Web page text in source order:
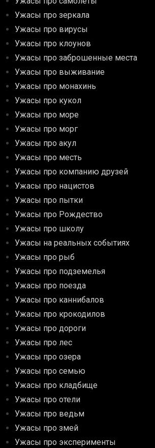
Ужасы про зеркала
Ужасы про вирусы
Ужасы про клоунов
Ужасы про заброшенные места
Ужасы про выживание
Ужасы про монахинь
Ужасы про кукол
Ужасы про море
Ужасы про морг
Ужасы про акул
Ужасы про месть
Ужасы про компанию друзей
Ужасы про нацистов
Ужасы про пытки
Ужасы про Рождество
Ужасы про школу
Ужасы на реальных событиях
Ужасы про рыб
Ужасы про подземелья
Ужасы про поезда
Ужасы про каннибалов
Ужасы про крокодилов
Ужасы про дороги
Ужасы про лес
Ужасы про озера
Ужасы про семью
Ужасы про кладбище
Ужасы про отели
Ужасы про ведьм
Ужасы про змей
Ужасы про эксперименты